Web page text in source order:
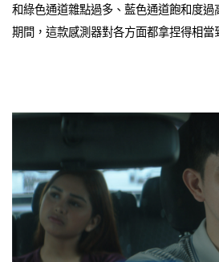
和綠色通道雜點過多、藍色通道飽和度
期間，這款感測器對各方面都拿捏得相當